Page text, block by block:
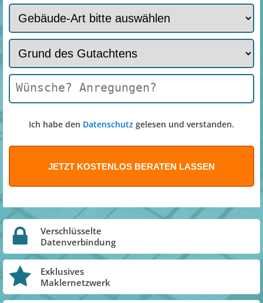
Ich habe den Datenschutz gelesen und verstanden.
Verschlüsselte
Datenverbindung
Exklusives
Maklernetzwerk